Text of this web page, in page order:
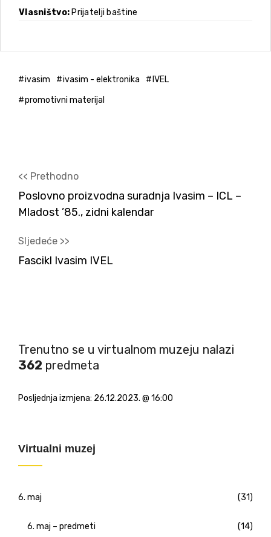
Vlasništvo Prijatelji baštine
ivasim ivasim - elektronika
IVEL
promotivni materijal
<< Prethodno
Poslovno proizvodna suradnja Ivasim – ICL –
Mladost ’85., zidni kalendar
Sljedeće >>
Fascikl Ivasim IVEL
Trenutno se u virtualnom muzeju nalazi
362 predmeta
Posljednja izmjena: 26.12.2023. @ 16:00
Virtualni muzej
6. maj (31)
6. maj – predmeti (14)